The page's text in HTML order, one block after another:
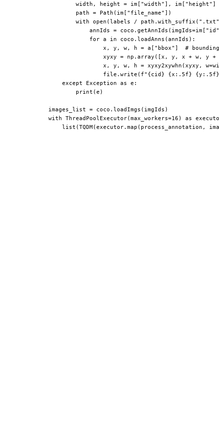
                  width, height = im["width"], im["height"]
                  path = Path(im["file_name"])
with open(labels /
annIds =
                      for a in coco.loadAnns(annIds):
x, y, w, h = a["bbox"]  #
xyxy = np.array([x, y, x + w, y
x, y, w, h = xyxy2xywhn(xyxy,
file.write(f"{cid} {x:.5f}
              except Exception as e:
                  print(e)
          images_list = coco.loadImgs(imgIds)
with ThreadPoolExecutor(max_workers=16) as
list(TQDM(executor.map(process_annotation,